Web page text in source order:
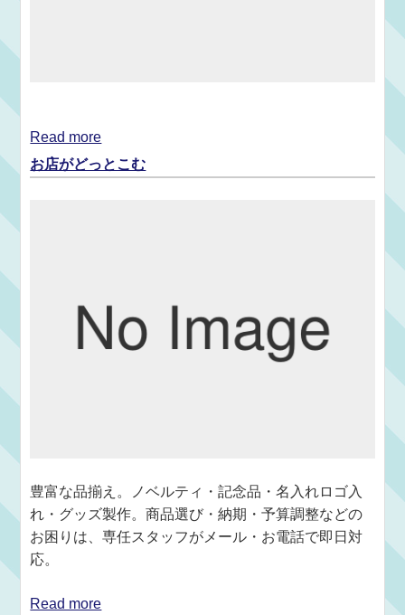
Read more
お店がどっとこむ
豊富な品揃え。ノベルティ・記念品・名入れロゴ入
れ・グッズ製作。商品選び・納期・予算調整などの
お困りは、専任スタッフがメール・お電話で即日対
応。
Read more